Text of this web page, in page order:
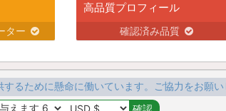
ター
高品質プロフィール
確認済み品質
るために懸命に働いています。ご協力をお願い